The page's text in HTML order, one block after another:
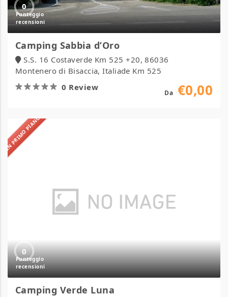
0
Camping Sabbia d’Oro
S.S. 16 Costaverde Km 525 +20, 86036
Montenero di Bisaccia, Italiade Km 525
0 Review
Da €0,00
IN PRIMO PIANO
0
Camping Verde Luna